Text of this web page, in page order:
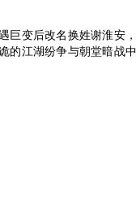
变后改名换姓谢淮安
的江湖纷争与朝堂暗战